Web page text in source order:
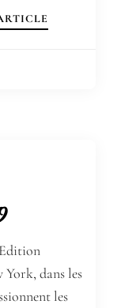
York, dans les
les